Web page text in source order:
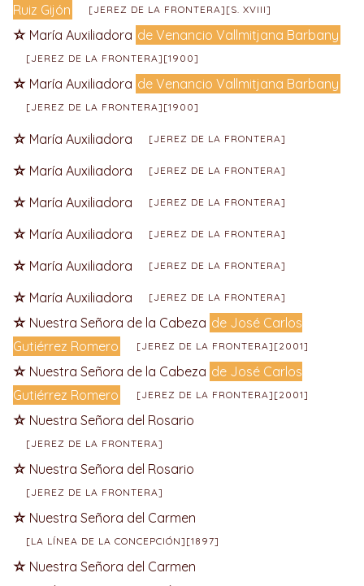
Ruiz Gijón
[JEREZ DE LA FRONTERA][S. XVIII]
María Auxiliadora de Venancio Vallmitjana Barbany
[JEREZ DE LA FRONTERA][1900]
María Auxiliadora de Venancio Vallmitjana Barbany
[JEREZ DE LA FRONTERA][1900]
María Auxiliadora [JEREZ DE LA FRONTERA]
María Auxiliadora [JEREZ DE LA FRONTERA]
María Auxiliadora [JEREZ DE LA FRONTERA]
María Auxiliadora [JEREZ DE LA FRONTERA]
María Auxiliadora [JEREZ DE LA FRONTERA]
María Auxiliadora [JEREZ DE LA FRONTERA]
Nuestra Señora de la Cabeza de José Carlos
Gutiérrez Romero
[JEREZ DE LA FRONTERA][2001]
Nuestra Señora de la Cabeza de José Carlos
Gutiérrez Romero
[JEREZ DE LA FRONTERA][2001]
Nuestra Señora del Rosario
[JEREZ DE LA FRONTERA]
Nuestra Señora del Rosario
[JEREZ DE LA FRONTERA]
Nuestra Señora del Carmen
[LA LÍNEA DE LA CONCEPCIÓN][1897]
Nuestra Señora del Carmen